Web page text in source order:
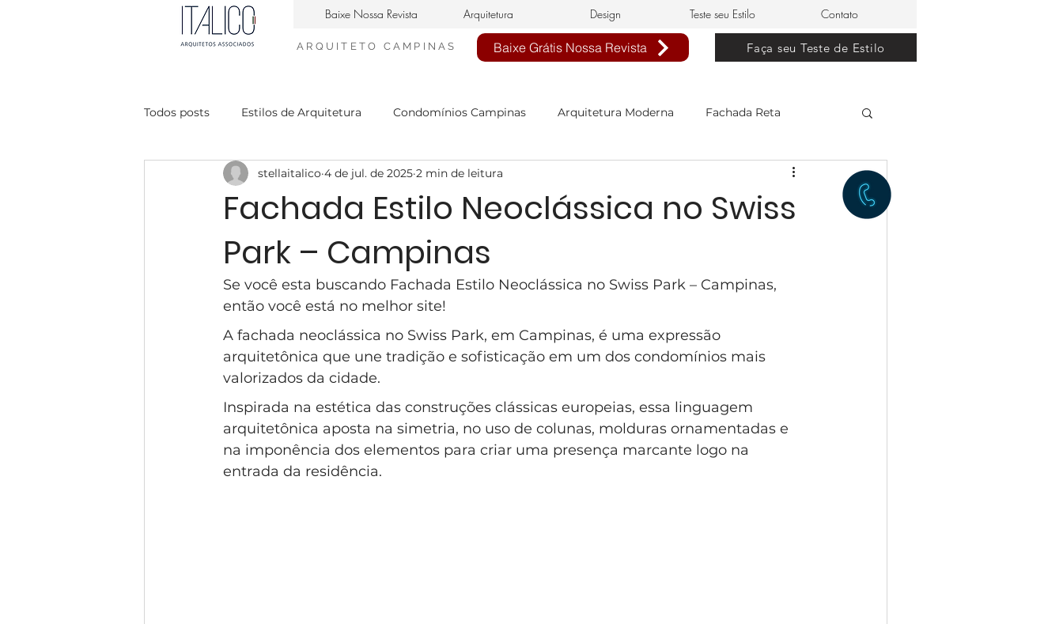
Baixe Nossa Revista Arquitetura Design Teste seu Estilo Contato
ARQUITETO CAMPINAS Baixe Grátis Nossa Revista Faça seu Teste de Estilo
Todos posts Estilos de Arquitetura Condomínios Campinas Arquitetura Moderna Fachada Reta
Casa Contemporanea Engenheiro Civil em Campinas
interiores neiclássico design de interiores
condomínio Mont Blanc Casa Neoclássica
Condomínio Gramado Estilo Clássico Casa Clássica Condomínio EntreVerdes
Condomínio Swiss Park Condomínio Sainte Anne Campinas
Fachada Estilo Neoclássica no Swiss
Park – Campinas
stellaitalico 4 de jul. de 2025 2 min de leitura
Se você esta buscando Fachada Estilo Neoclássica no Swiss Park – Campinas,
então você está no melhor site!
A fachada neoclássica no Swiss Park, em Campinas, é uma expressão
arquitetônica que une tradição e sofisticação em um dos condomínios mais
valorizados da cidade.
Inspirada na estética das construções clássicas europeias, essa linguagem
arquitetônica aposta na simetria, no uso de colunas, molduras ornamentadas e
na imponência dos elementos para criar uma presença marcante logo na
entrada da residência.